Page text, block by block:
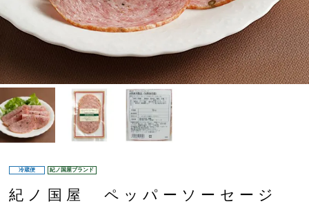
冷蔵便 紀ノ国屋ブランド
紀ノ国屋 ペッパーソーセージ